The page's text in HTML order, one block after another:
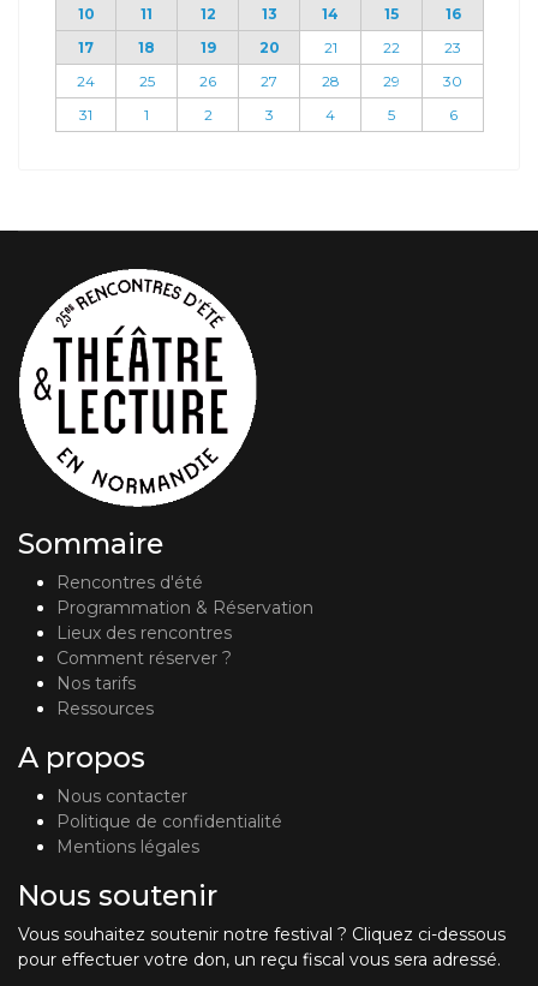
10
11 12 13 14 15
16
17
18 19 20 21 22
23
24
25 26 27 28 29
30
31
1 2 3 4 5 6
Sommaire
Rencontres d'été
Programmation & Réservation
Lieux des rencontres
Comment réserver ?
Nos tarifs
Ressources
A propos
Nous contacter
Politique de confidentialité
Mentions légales
Nous soutenir
Vous souhaitez soutenir notre festival ? Cliquez ci-dessous
pour effectuer votre don, un reçu fiscal vous sera adressé.